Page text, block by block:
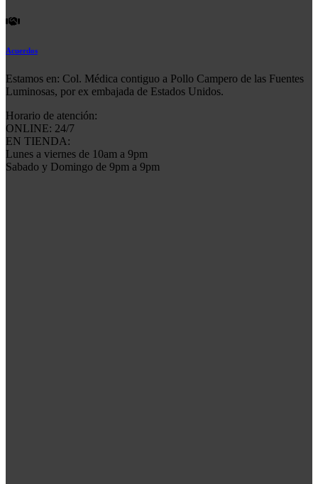
Acuerdos
Estamos en: Col. Médica contiguo a Pollo Campero de las Fuentes
Luminosas, por ex embajada de Estados Unidos.
Horario de atención:
ONLINE: 24/7
EN TIENDA:
Lunes a viernes de 10am a 9pm
Sabado y Domingo de 9pm a 9pm